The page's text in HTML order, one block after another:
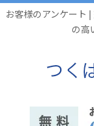
お客様のアンケート
の高